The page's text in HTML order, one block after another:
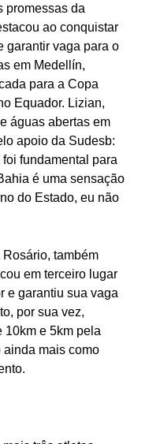
promessas da
ao conquistar
garantir vaga para o
em Medellín,
para a Copa
Equador. Lizian,
águas abertas em
apoio da Sudesb:
fundamental para
é uma sensação
do Estado, eu não
também
em terceiro lugar
e garantiu sua vaga
por sua vez,
10km e 5km pela
mais como